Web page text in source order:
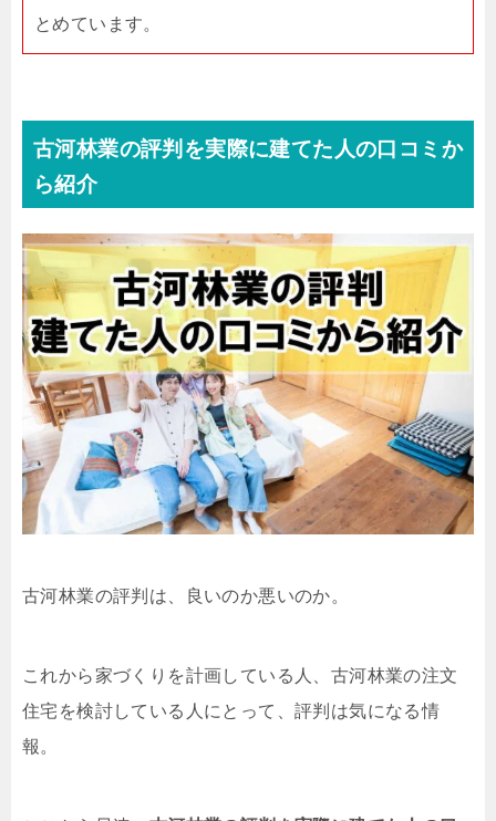
とめています。
古河林業の評判を実際に建てた人の口コミか
ら紹介
古河林業の評判は、良いのか悪いのか。
これから家づくりを計画している人、古河林業の注文
住宅を検討している人にとって、評判は気になる情
報。